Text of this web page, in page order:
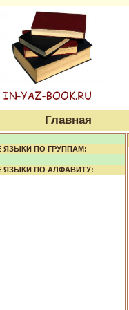
Главная
ЯЗЫКИ ПО ГРУППАМ:
ЯЗЫКИ ПО АЛФАВИТУ: